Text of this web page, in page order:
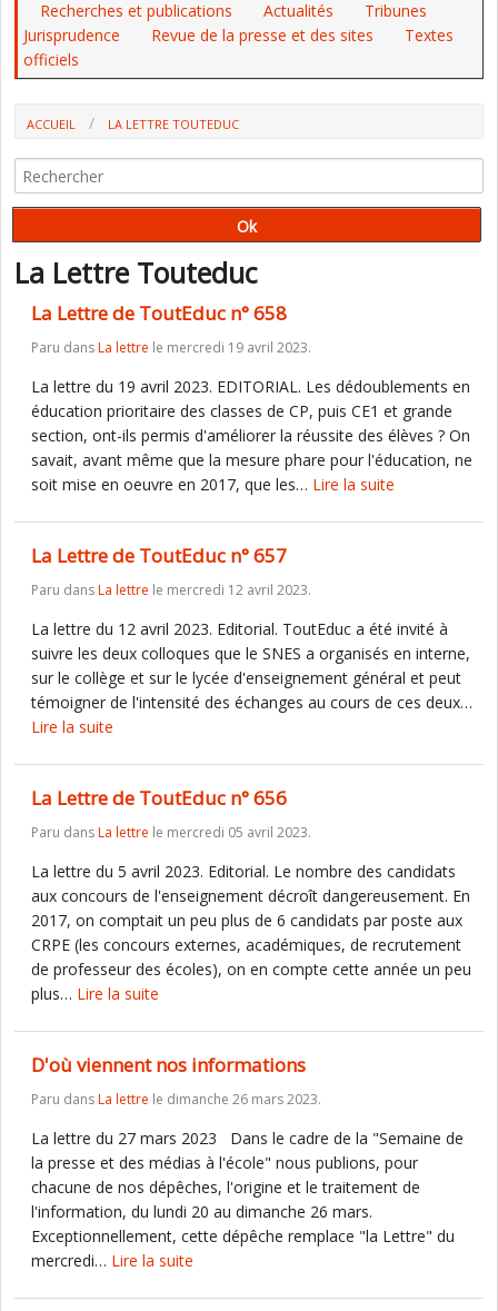
Recherches et publications Actualités
Tribunes
Jurisprudence
Revue de la presse et des sites
Textes
officiels
ACCUEIL LA LETTRE TOUTEDUC
La Lettre Touteduc
La Lettre de ToutEduc n° 658
Paru dansLa lettre le mercredi 19 avril 2023.
La lettre du 19 avril 2023. EDITORIAL. Les dédoublements en
éducation prioritaire des classes de CP, puis CE1 et grande
section, ont-ils permis d'améliorer la réussite des élèves ? On
savait, avant même que la mesure phare pour l'éducation, ne
soit mise en oeuvre en 2017, que les… Lire la suite
La Lettre de ToutEduc n° 657
Paru dansLa lettre le mercredi 12 avril 2023.
La lettre du 12 avril 2023. Editorial. ToutEduc a été invité à
suivre les deux colloques que le SNES a organisés en interne,
sur le collège et sur le lycée d'enseignement général et peut
témoigner de l'intensité des échanges au cours de ces deux…
Lire la suite
La Lettre de ToutEduc n° 656
Paru dansLa lettre le mercredi 05 avril 2023.
La lettre du 5 avril 2023. Editorial. Le nombre des candidats
aux concours de l'enseignement décroît dangereusement. En
2017, on comptait un peu plus de 6 candidats par poste aux
CRPE (les concours externes, académiques, de recrutement
de professeur des écoles), on en compte cette année un peu
plus… Lire la suite
D'où viennent nos informations
Paru dansLa lettre le dimanche 26 mars 2023.
La lettre du 27 mars 2023 Dans le cadre de la "Semaine de
la presse et des médias à l'école" nous publions, pour
chacune de nos dépêches, l'origine et le traitement de
l'information, du lundi 20 au dimanche 26 mars.
Exceptionnellement, cette dépêche remplace "la Lettre" du
mercredi… Lire la suite